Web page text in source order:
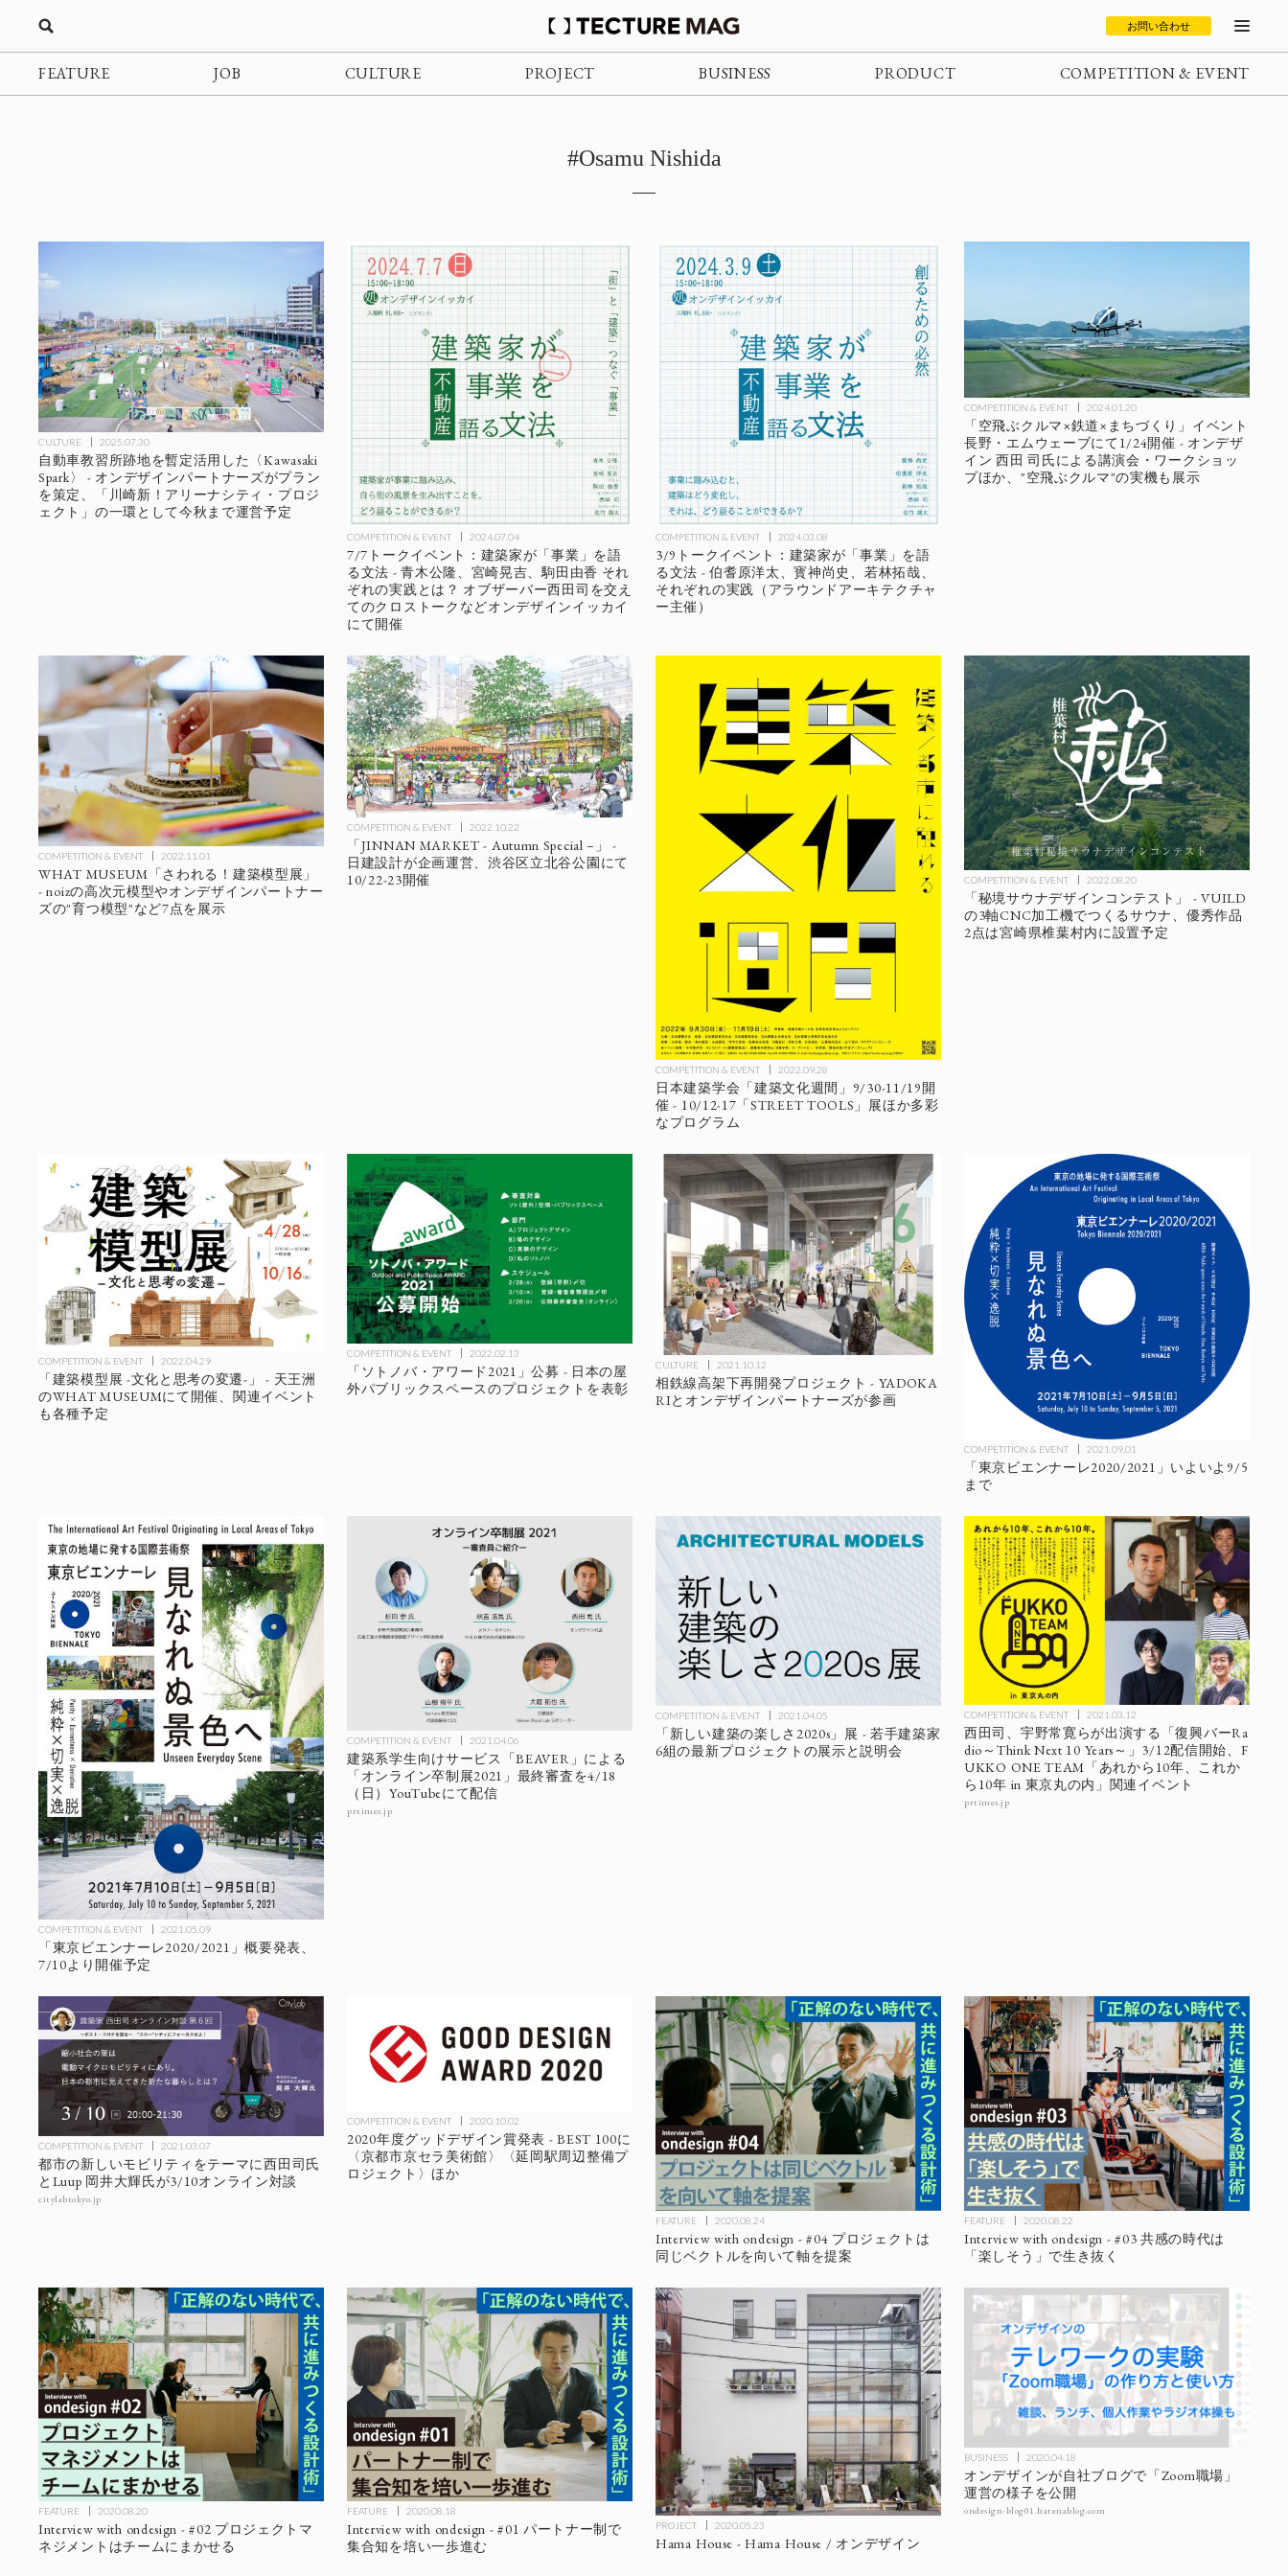
お問い合わせ
FEATURE JOB CULTURE PROJECT BUSINESS PRODUCT COMPETITION & EVENT
#Osamu Nishida
CULTURE 2025.07.30
自動車教習所跡地を暫定活用した〈Kawasaki
Spark〉 - オンデザインパートナーズがプラン
を策定、「川崎新！アリーナシティ・プロジ
ェクト」の一環として今秋まで運営予定
COMPETITION & EVENT 2024.07.04
7/7トークイベント：建築家が「事業」を語
る文法 - 青木公隆、宮崎晃吉、駒田由香 それ
ぞれの実践とは？ オブザーバー西田司を交え
てのクロストークなどオンデザインイッカイ
にて開催
COMPETITION & EVENT 2024.03.08
3/9トークイベント：建築家が「事業」を語
る文法 - 伯耆原洋太、寳神尚史、若林拓哉、
それぞれの実践（アラウンドアーキテクチャ
ー主催）
COMPETITION & EVENT 2024.01.20
「空飛ぶクルマ×鉄道×まちづくり」イベント
長野・エムウェーブにて1/24開催 - オンデザ
イン 西田 司氏による講演会・ワークショッ
プほか、"空飛ぶクルマ"の実機も展示
COMPETITION & EVENT 2022.11.01
WHAT MUSEUM「さわれる！建築模型展」
- noizの高次元模型やオンデザインパートナー
ズの"育つ模型"など7点を展示
COMPETITION & EVENT 2022.10.22
「JINNAN MARKET - Autumn Special –」 -
日建設計が企画運営、渋谷区立北谷公園にて
10/22-23開催
COMPETITION & EVENT 2022.09.28
日本建築学会「建築文化週間」9/30-11/19開
催 - 10/12-17「STREET TOOLS」展ほか多彩
なプログラム
COMPETITION & EVENT 2022.08.20
「秘境サウナデザインコンテスト」 - VUILD
の3軸CNC加工機でつくるサウナ、優秀作品
2点は宮崎県椎葉村内に設置予定
COMPETITION & EVENT 2022.04.29
「建築模型展 -文化と思考の変遷-」 - 天王洲
のWHAT MUSEUMにて開催、関連イベント
も各種予定
COMPETITION & EVENT 2022.02.13
「ソトノバ・アワード2021」公募 - 日本の屋
外パブリックスペースのプロジェクトを表彰
CULTURE 2021.10.12
相鉄線高架下再開発プロジェクト - YADOKA
RIとオンデザインパートナーズが参画
COMPETITION & EVENT 2021.09.01
「東京ビエンナーレ2020/2021」いよいよ9/5
まで
COMPETITION & EVENT 2021.05.09
「東京ビエンナーレ2020/2021」概要発表、
7/10より開催予定
COMPETITION & EVENT 2021.04.06
建築系学生向けサービス「BEAVER」による
「オンライン卒制展2021」最終審査を4/18
（日）YouTubeにて配信
prtimes.jp
COMPETITION & EVENT 2021.04.05
「新しい建築の楽しさ2020s」展 - 若手建築家
6組の最新プロジェクトの展示と説明会
COMPETITION & EVENT 2021.03.12
西田司、宇野常寛らが出演する「復興バーRa
dio～Think Next 10 Years～」3/12配信開始、F
UKKO ONE TEAM「あれから10年、これか
ら10年 in 東京丸の内」関連イベント
prtimes.jp
COMPETITION & EVENT 2021.03.07
都市の新しいモビリティをテーマに西田司氏
とLuup 岡井大輝氏が3/10オンライン対談
citylabtokyo.jp
COMPETITION & EVENT 2020.10.02
2020年度グッドデザイン賞発表 - BEST 100に
〈京都市京セラ美術館〉〈延岡駅周辺整備プ
ロジェクト〉ほか
FEATURE 2020.08.24
Interview with ondesign - #04 プロジェクトは
同じベクトルを向いて軸を提案
FEATURE 2020.08.22
Interview with ondesign - #03 共感の時代は
「楽しそう」で生き抜く
FEATURE 2020.08.20
Interview with ondesign - #02 プロジェクトマ
ネジメントはチームにまかせる
FEATURE 2020.08.18
Interview with ondesign - #01 パートナー制で
集合知を培い一歩進む
PROJECT 2020.05.23
Hama House - Hama House / オンデザイン
BUSINESS 2020.04.18
オンデザインが自社ブログで「Zoom職場」
運営の様子を公開
ondesign-blog01.hatenablog.com